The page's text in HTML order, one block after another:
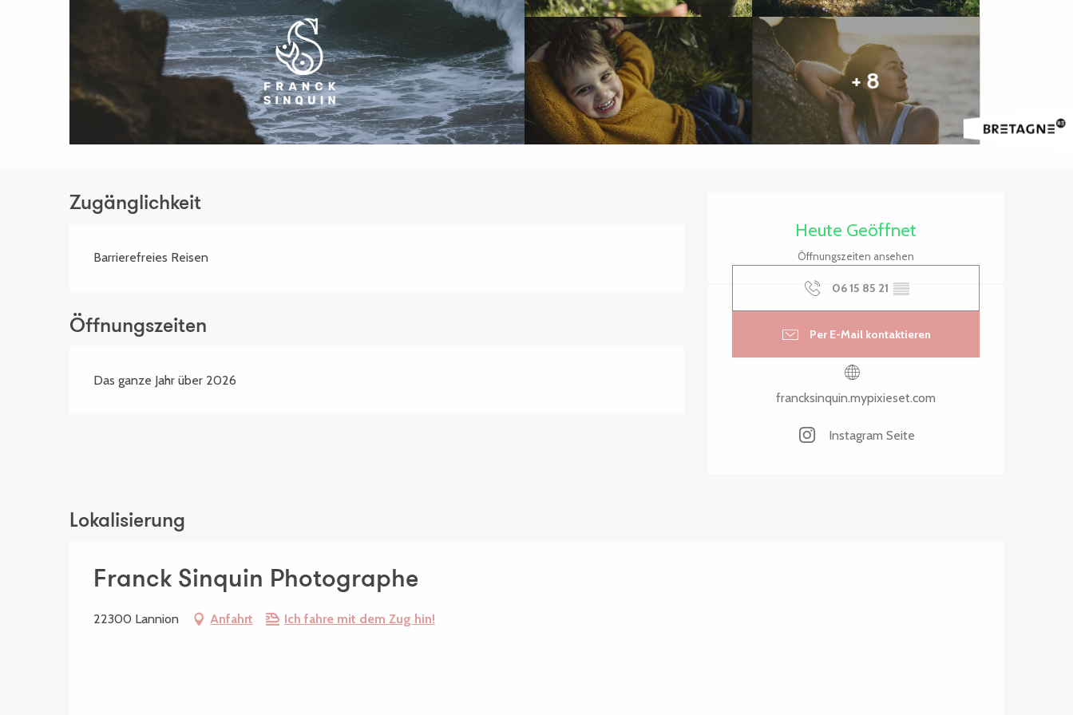
+ 8
Heute Geöffnet
Öffnungszeiten ansehen
06 15 85 21 ▒▒
Per E-Mail kontaktieren
francksinquin.mypixieset.com
Instagram Seite
Zugänglichkeit
Barrierefreies Reisen
Öffnungszeiten
Das ganze Jahr über 2026
Lokalisierung
Franck Sinquin Photographe
22300 Lannion Anfahrt Ich fahre mit dem Zug hin!